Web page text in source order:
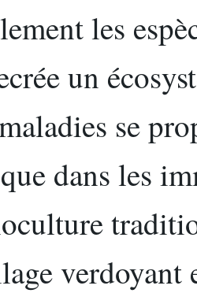
les
un
se
dans les
verdoyant